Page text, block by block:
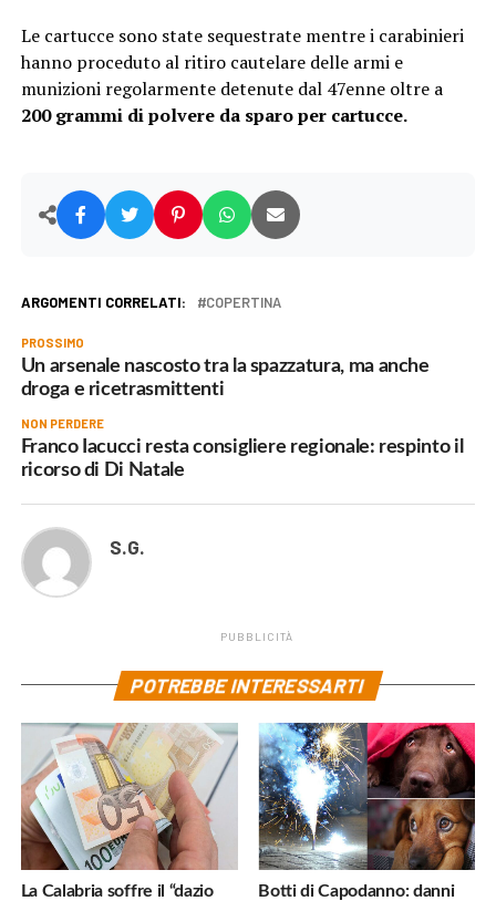
Le cartucce sono state sequestrate mentre i carabinieri
hanno proceduto al ritiro cautelare delle armi e
munizioni regolarmente detenute dal 47enne oltre a
200 grammi di polvere da sparo per cartucce.
ARGOMENTI CORRELATI: COPERTINA
PROSSIMO
Un arsenale nascosto tra la spazzatura, ma anche
droga e ricetrasmittenti
NON PERDERE
Franco Iacucci resta consigliere regionale: respinto il
ricorso di Di Natale
S.G.
PUBBLICITÀ
POTREBBE INTERESSARTI
La Calabria soffre il “dazio
Botti di Capodanno: danni